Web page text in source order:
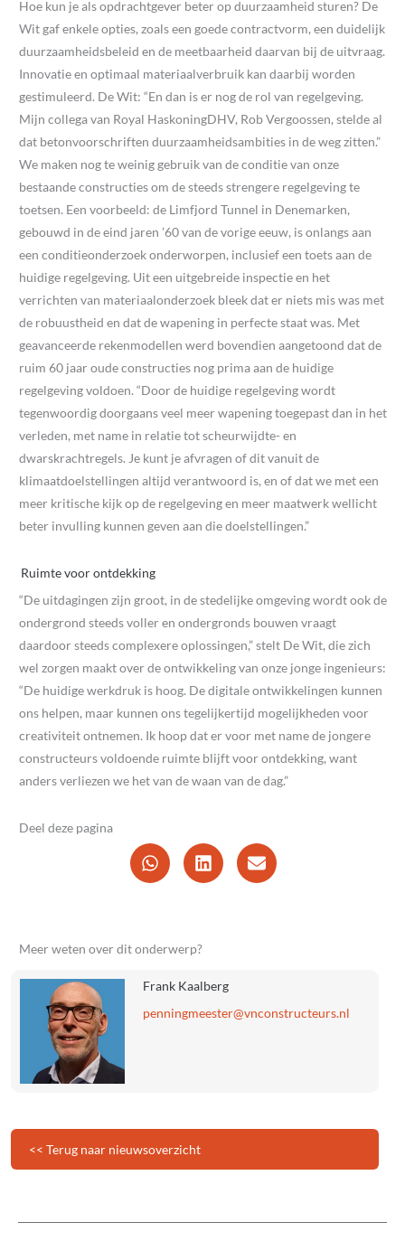
Hoe kun je als opdrachtgever beter op duurzaamheid sturen? De
Wit gaf enkele opties, zoals een goede contractvorm, een duidelijk
duurzaamheidsbeleid en de meetbaarheid daarvan bij de uitvraag.
Innovatie en optimaal materiaalverbruik kan daarbij worden
gestimuleerd. De Wit: “En dan is er nog de rol van regelgeving.
Mijn collega van Royal HaskoningDHV, Rob Vergoossen, stelde al
dat betonvoorschriften duurzaamheidsambities in de weg zitten.”
We maken nog te weinig gebruik van de conditie van onze
bestaande constructies om de steeds strengere regelgeving te
toetsen. Een voorbeeld: de Limfjord Tunnel in Denemarken,
gebouwd in de eind jaren ’60 van de vorige eeuw, is onlangs aan
een conditieonderzoek onderworpen, inclusief een toets aan de
huidige regelgeving. Uit een uitgebreide inspectie en het
verrichten van materiaalonderzoek bleek dat er niets mis was met
de robuustheid en dat de wapening in perfecte staat was. Met
geavanceerde rekenmodellen werd bovendien aangetoond dat de
ruim 60 jaar oude constructies nog prima aan de huidige
regelgeving voldoen. “Door de huidige regelgeving wordt
tegenwoordig doorgaans veel meer wapening toegepast dan in het
verleden, met name in relatie tot scheurwijdte- en
dwarskrachtregels. Je kunt je afvragen of dit vanuit de
klimaatdoelstellingen altijd verantwoord is, en of dat we met een
meer kritische kijk op de regelgeving en meer maatwerk wellicht
beter invulling kunnen geven aan die doelstellingen.”
Ruimte voor ontdekking
“De uitdagingen zijn groot, in de stedelijke omgeving wordt ook de
ondergrond steeds voller en ondergronds bouwen vraagt
daardoor steeds complexere oplossingen,” stelt De Wit, die zich
wel zorgen maakt over de ontwikkeling van onze jonge ingenieurs:
“De huidige werkdruk is hoog. De digitale ontwikkelingen kunnen
ons helpen, maar kunnen ons tegelijkertijd mogelijkheden voor
creativiteit ontnemen. Ik hoop dat er voor met name de jongere
constructeurs voldoende ruimte blijft voor ontdekking, want
anders verliezen we het van de waan van de dag.”
Deel deze pagina
Meer weten over dit onderwerp?
Frank Kaalberg
ln.sruetcurtsnocnv
@retseemgninnep
<< Terug naar nieuwsoverzicht